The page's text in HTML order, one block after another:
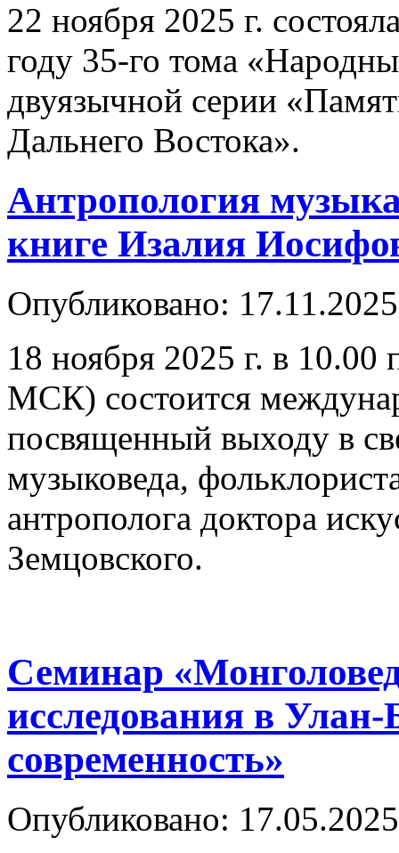
22 ноября 2025 г.
году 35-го тома
двуязычной серии
Дальнего Востока».
Антропология
книге Изалия
Опубликовано: 17.11.2025
18 ноября 2025 г. в
МСК) состоится
посвященный выходу в
музыковеда,
антрополога доктора
Земцовского.
Семинар
исследования в
современность»
Опубликовано: 17.05.2025